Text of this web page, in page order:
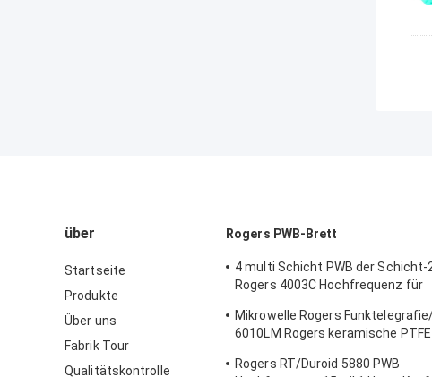
über
Startseite
Produkte
Über uns
Fabrik Tour
Qualitätskontrolle
Rogers PWB-Brett
4 multi Schicht PWB der Schicht-
Rogers 4003C Hochfrequenz für
Mikrowelle Rogers
6010LM Rogers keramische PTFE
Rogers RT/Duroid 5880 PWB